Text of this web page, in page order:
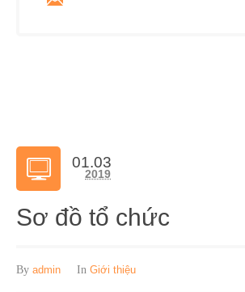
01.03
2019
Sơ đồ tổ chức
By admin In Giới thiệu